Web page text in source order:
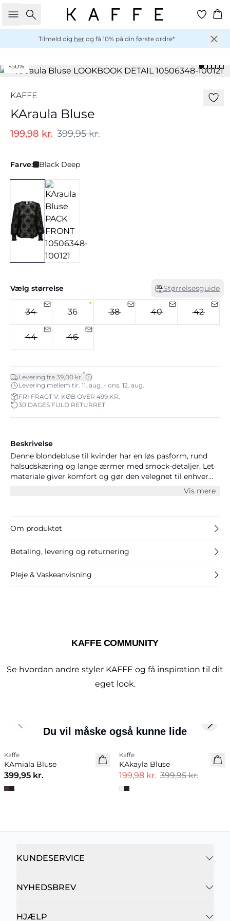
Søg
Tilmeld dig her og få 10% på din første ordre*
-50%
KAFFE
KAraula Bluse
199,98 kr. 399,95 kr.
Farve: Black Deep
Vælg størrelse Størrelsesguide
34 36 38 40 42
44 46
Levering fra 39,00 kr.*
Levering mellem tir. 11. aug. - ons. 12. aug.
FRI FRAGT V. KØB OVER 499 KR.
30 DAGES FULD RETURRET
Beskrivelse
Denne blondebluse til kvinder har en løs pasform, rund
halsudskæring og lange ærmer med smock-detaljer. Let
materiale giver komfort og gør den velegnet til enhver
Vis mere
Om produktet
Betaling, levering og returnering
Pleje & Vaskeanvisning
KAFFE COMMUNITY
Se hvordan andre styler KAFFE og få inspiration til dit
eget look.
Du vil måske også kunne lide
Nyhed
Kaffe
KAmiala Bluse
399,95 kr.
-50%
Kaffe
KAkayla Bluse
199,98 kr. 399,95 kr.
Previous slide Next
KUNDESERVICE
NYHEDSBREV
HJÆLP